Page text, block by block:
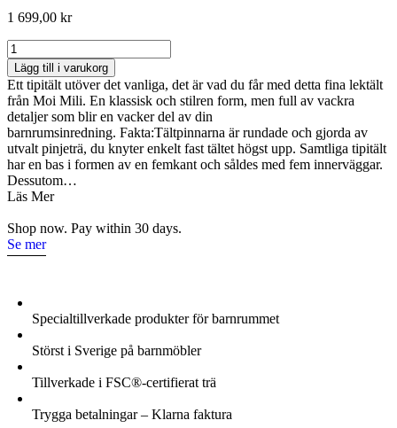
1 699,00 kr
Moi
Mili,
tipitält
beige
mängd
Lägg till i varukorg
Ett tipitält utöver det vanliga, det är vad du får med detta fina lektält
från Moi Mili. En klassisk och stilren form, men full av vackra
detaljer som blir en vacker del av din
barnrumsinredning. Fakta:Tältpinnarna är rundade och gjorda av
utvalt pinjeträ, du knyter enkelt fast tältet högst upp. Samtliga tipitält
har en bas i formen av en femkant och såldes med fem innerväggar.
Dessutom…
Läs Mer
Shop now. Pay within 30 days.
Se mer
Specialtillverkade produkter för barnrummet
Störst i Sverige på barnmöbler
Tillverkade i FSC®-certifierat trä
Trygga betalningar – Klarna faktura